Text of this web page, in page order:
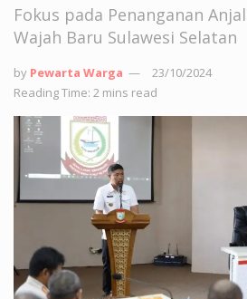
Fokus pada Penanganan
Wajah Baru Sulawesi Selatan
by Pewarta Warga
23/10/2024
Reading Time: 2 mins read